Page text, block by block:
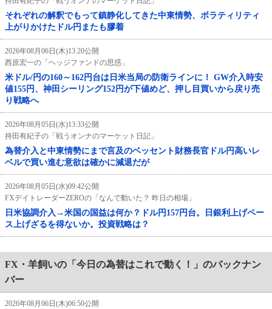
それぞれの解釈でもって鎮静化してきた中東情勢、ボラティリティ
上がりかけたドル円またも膠着
2026年08月06日(木)13:20公開
西原宏一の「ヘッジファンドの思惑」
米ドル/円の160～162円台は日米当局の防衛ラインに！ GW介入時安
値155円、神田シーリング152円が下値めど、押し目買いから戻り売
り戦略へ
2026年08月05日(水)13:33公開
持田有紀子の「戦うオンナのマーケット日記」
為替介入と中東情勢にまで言及のベッセント財務長官ドル円高いレ
ベルで買い進む意欲は確かに減退だが
2026年08月05日(水)09:42公開
FXデイトレーダーZEROの「なんで動いた？ 昨日の相場」
日米協調介入→米国の国益は何か？ドル円157円台。日銀利上げペー
ス上げざるを得ないか。投資戦略は？
FX・羊飼いの「今日の為替はこれで動く！」のバックナン
バー
2026年08月06日(木)06:50公開